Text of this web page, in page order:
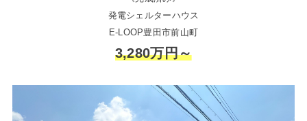
発電シェルターハウス
E-LOOP豊田市前山町
3,280万円～